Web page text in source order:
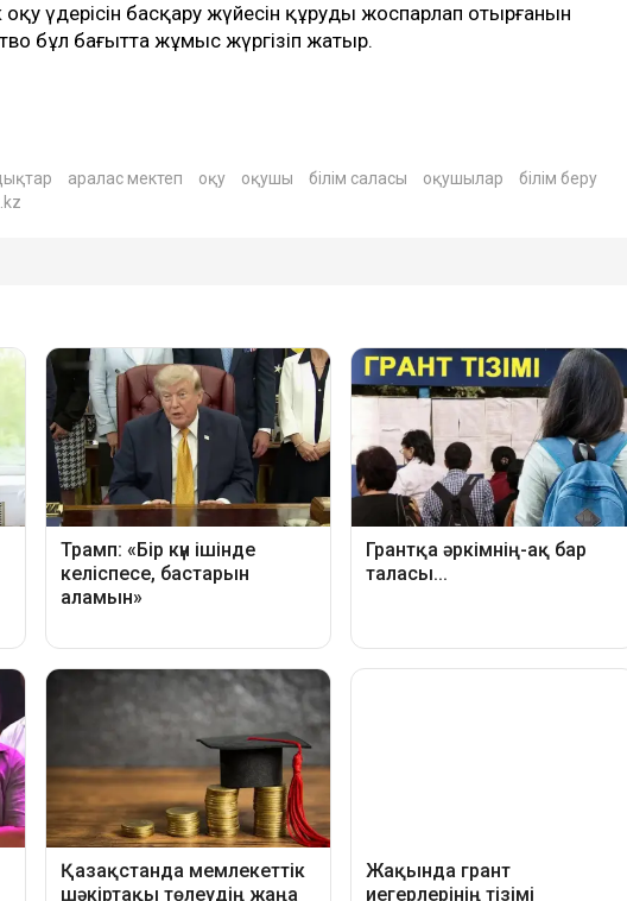
оқу үдерісін басқару жүйесін құруды жоспарлап отырғанын
бұл бағытта жұмыс жүргізіп жатыр.
аралас мектеп оқу оқушы білім саласы оқушылар
білім беру